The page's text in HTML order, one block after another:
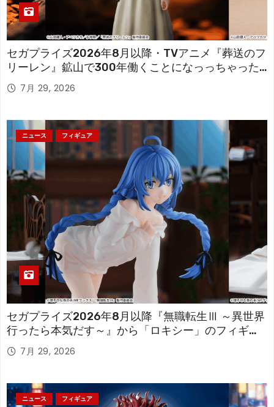
セガプライズ2026年8月以降・TVアニメ『葬送のフ
リーレン』鉱山で300年働くことになっっちゃった
「フリーレン」を立体化！
7月 29, 2026
ニュース フィギュア
セガプライズ2026年8月以降『無職転生Ⅲ ～異世界
行ったら本気だす～』から「ロキシー」のフィギュ
アが登場！
7月 29, 2026
ニュース フィギュア